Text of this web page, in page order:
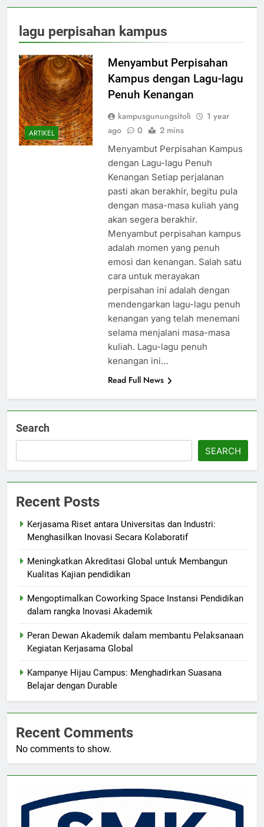
lagu perpisahan kampus
ARTIKEL
Menyambut Perpisahan
Kampus dengan Lagu-lagu
Penuh Kenangan
kampusgunungsitoli
1 year
ago
0 2 mins
Menyambut Perpisahan Kampus
dengan Lagu-lagu Penuh
Kenangan Setiap perjalanan
pasti akan berakhir, begitu pula
dengan masa-masa kuliah yang
akan segera berakhir.
Menyambut perpisahan kampus
adalah momen yang penuh
emosi dan kenangan. Salah satu
cara untuk merayakan
perpisahan ini adalah dengan
mendengarkan lagu-lagu penuh
kenangan yang telah menemani
selama menjalani masa-masa
kuliah. Lagu-lagu penuh
kenangan ini…
Read Full News
Search
SEARCH
Recent Posts
Kerjasama Riset antara Universitas dan Industri:
Menghasilkan Inovasi Secara Kolaboratif
Meningkatkan Akreditasi Global untuk Membangun
Kualitas Kajian pendidikan
Mengoptimalkan Coworking Space Instansi Pendidikan
dalam rangka Inovasi Akademik
Peran Dewan Akademik dalam membantu Pelaksanaan
Kegiatan Kerjasama Global
Kampanye Hijau Campus: Menghadirkan Suasana
Belajar dengan Durable
Recent Comments
No comments to show.